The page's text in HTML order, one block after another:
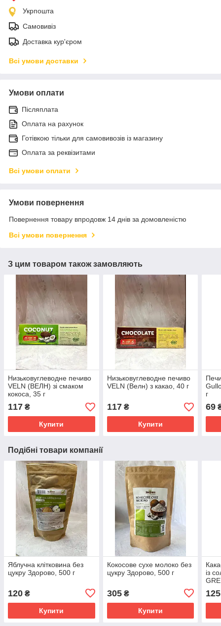
Укрпошта
Самовивіз
Доставка кур'єром
Всі умови доставки
Умови оплати
Післяплата
Оплата на рахунок
Готівкою тільки для самовивозів із магазину
Оплата за реквізитами
Всі умови оплати
Умови повернення
Повернення товару впродовж 14 днів за домовленістю
Всі умови повернення
З цим товаром також замовляють
Низьковуглеводне печиво
VELN (ВЕЛН) зі смаком
кокоса, 35 г
117 ₴
Купити
Низьковуглеводне печиво
VELN (Велн) з какао, 40 г
117₴
Купити
г
69
Подібні товари компанії
Яблучна клітковина без
цукру Здорово, 500 г
120 ₴
Купити
Кокосове сухе молоко без
цукру Здорово, 500 г
305₴
Купити
із
125